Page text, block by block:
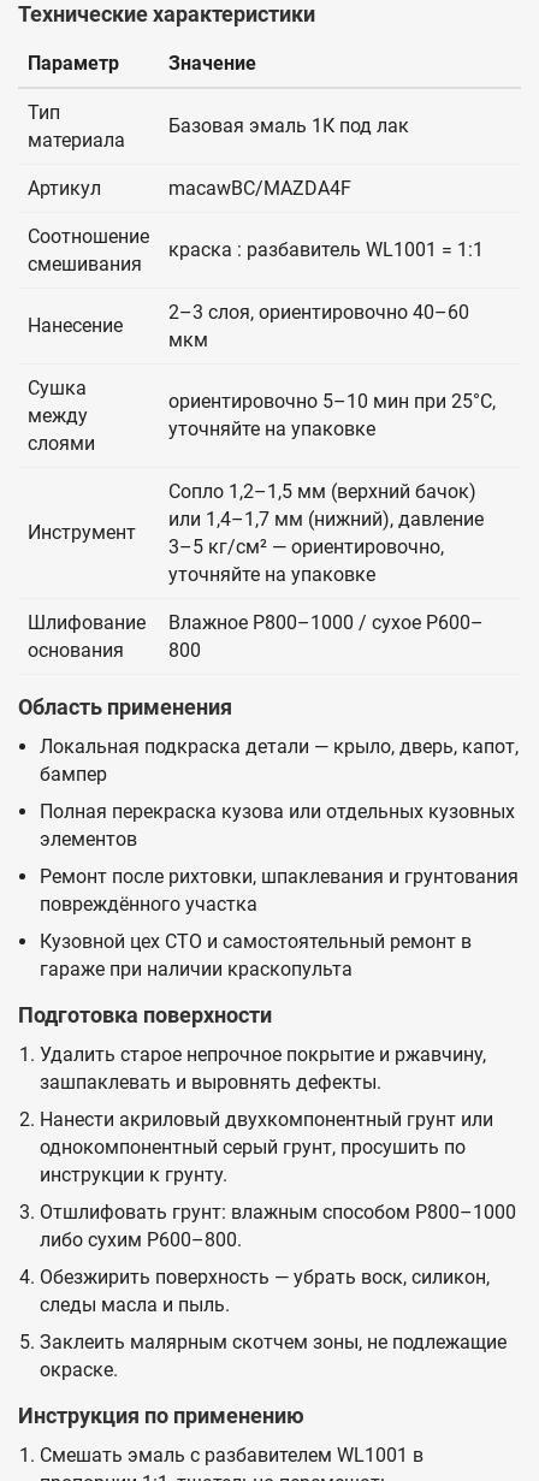
Технические характеристики
Параметр Значение
Тип
материала
Базовая эмаль 1К под лак
Артикул macawBC/MAZDA4F
Соотношение
смешивания
краска : разбавитель WL1001 = 1:1
Нанесение
2–3 слоя, ориентировочно 40–60
мкм
Сушка
между
слоями
ориентировочно 5–10 мин при 25°C,
уточняйте на упаковке
Инструмент
Сопло 1,2–1,5 мм (верхний бачок)
или 1,4–1,7 мм (нижний), давление
3–5 кг/см² — ориентировочно,
уточняйте на упаковке
Шлифование
основания
Влажное P800–1000 / сухое P600–
800
Область применения
Локальная подкраска детали — крыло, дверь, капот,
бампер
Полная перекраска кузова или отдельных кузовных
элементов
Ремонт после рихтовки, шпаклевания и грунтования
повреждённого участка
Кузовной цех СТО и самостоятельный ремонт в
гараже при наличии краскопульта
Подготовка поверхности
Удалить старое непрочное покрытие и ржавчину,
зашпаклевать и выровнять дефекты.
Нанести акриловый двухкомпонентный грунт или
однокомпонентный серый грунт, просушить по
инструкции к грунту.
Отшлифовать грунт: влажным способом P800–1000
либо сухим P600–800.
Обезжирить поверхность — убрать воск, силикон,
следы масла и пыль.
Заклеить малярным скотчем зоны, не подлежащие
окраске.
Инструкция по применению
Смешать эмаль с разбавителем WL1001 в